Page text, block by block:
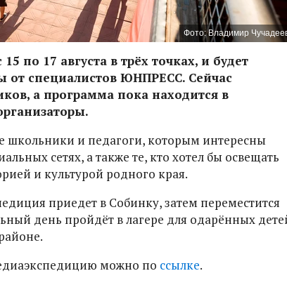
Фото: Владимир
по 17 августа в трёх точках, и будет
от специалистов ЮНПРЕСС. Сейчас
а программа пока находится в
школьники и педагоги, которым интересны
сетях, а также те, кто хотел бы освещать
и культурой родного края.
приедет в Собинку, затем переместится
день пройдёт в лагере для одарённых
можно по ссылке.